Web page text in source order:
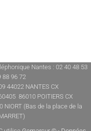
Nantes : 02 40 48 53
88 96 72
44022 NANTES CX
86010 POITIERS CX
NIORT (Bas de la place de la